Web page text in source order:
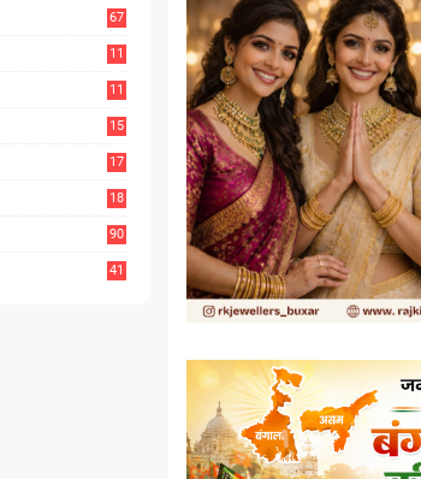
67
11
11
15
17
18
90
41